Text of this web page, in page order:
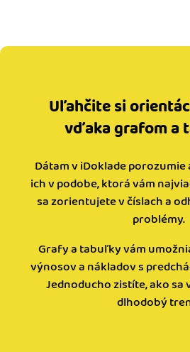
Uľahčite si
vďaka grafom a
Dátam v iDoklade porozumie
ich v podobe, ktorá vám
sa zorientujete v číslach a
problémy.
Grafy a tabuľky vám
výnosov a nákladov s
Jednoducho zistíte, ako sa
dlhodobý